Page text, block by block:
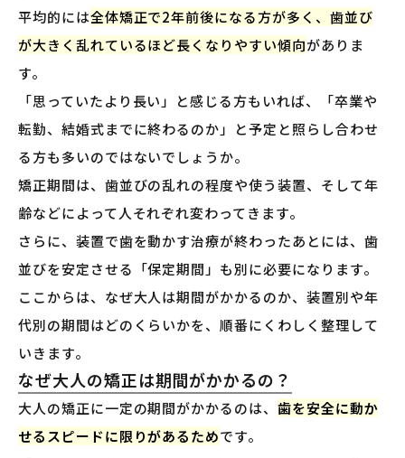
平均的には全体矯正で2年前後になる方が多く、歯並び
が大きく乱れているほど長くなりやすい傾向がありま
す。
「思っていたより長い」と感じる方もいれば、「卒業や
転勤、結婚式までに終わるのか」と予定と照らし合わせ
る方も多いのではないでしょうか。
矯正期間は、歯並びの乱れの程度や使う装置、そして年
齢などによって人それぞれ変わってきます。
さらに、装置で歯を動かす治療が終わったあとには、歯
並びを安定させる「保定期間」も別に必要になります。
ここからは、なぜ大人は期間がかかるのか、装置別や年
代別の期間はどのくらいかを、順番にくわしく整理して
いきます。
なぜ大人の矯正は期間がかかるの？
大人の矯正に一定の期間がかかるのは、 歯を安全に動か
せるスピードに限りがあるためです。